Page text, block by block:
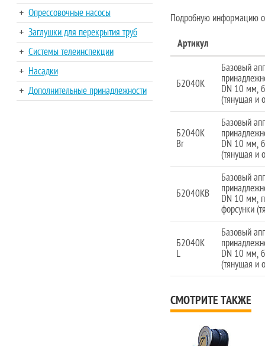
Опрессовочные насосы
Заглушки для перекрытия труб
Системы телеинспекции
Насадки
Дополнительные принадлежности
Подробную информацию о
Артикул
Б2040К
Базовый
DN 10 мм,
(тянущая и
Б2040К
Br
Базовый
DN 10 мм,
(тянущая и
Б2040КВ
Базовый
DN 10 мм,
форсунки
Б2040К
L
Базовый
DN 10 мм,
(тянущая и
СМОТРИТЕ ТАКЖЕ